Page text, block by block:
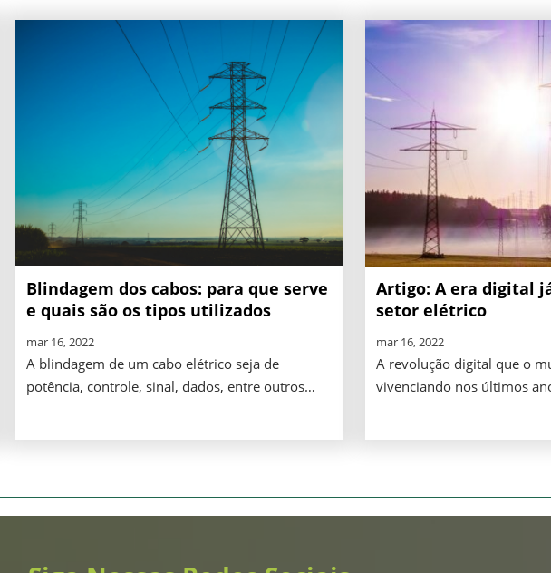
Blindagem dos cabos: para que serve
e quais são os tipos utilizados
mar 16, 2022
A blindagem de um cabo elétrico seja de
potência, controle, sinal, dados, entre outros
onde os cabos estão instalados.
Artigo: A era digital
setor elétrico
mar 16, 2022
A revolução digital que o
vivenciando nos últimos